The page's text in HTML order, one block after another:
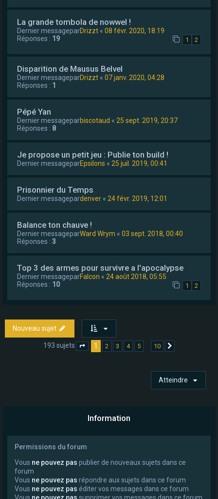
La grande tombola de nowwel !
Dernier messageparDrizzt « 08 févr. 2020, 18:19
Réponses : 19 1 2
Disparition de Mausus Belvel
Dernier messageparDrizzt « 07 janv. 2020, 04:28
Réponses : 1
Pépé Yan
Dernier messageparbiscotaud « 25 sept. 2019, 20:37
Réponses : 8
Je propose un petit jeu : Publie ton build !
Dernier messageparEpsilons « 25 juil. 2019, 00:41
Prisonnier du Temps
Dernier messagepardenver « 24 févr. 2019, 12:01
Balance ton chauve !
Dernier messageparWard Wrym « 03 sept. 2018, 00:40
Réponses : 3
Top 3 des armes pour survivre a l'apocalypse
Dernier messageparFalcon « 24 août 2018, 05:55
Réponses : 10 1 2
Nouveau sujet
193 sujets Page sur10
1 2 3 4 5 … 10
Atteindre
Information
Permissions du forum
Vous ne pouvez pas publier de nouveaux sujets dans ce
forum
Vous ne pouvez pas répondre aux sujets dans ce forum
Vous ne pouvez pas éditer vos messages dans ce forum
Vous ne pouvez pas supprimer vos messages dans ce forum